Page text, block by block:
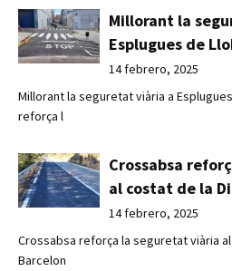
Millorant la
Esplugues de
14 febrero, 2025
Millorant la seguretat viària a
reforça l
Crossabsa
al costat de la
14 febrero, 2025
Crossabsa reforça la seguretat viària
Barcelon